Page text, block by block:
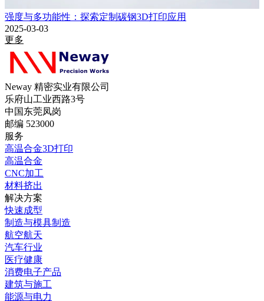
强度与多功能性：探索定制碳钢3D打印应用
2025-03-03
更多
Neway 精密实业有限公司
乐府山工业西路3号
中国东莞凤岗
邮编 523000
服务
高温合金3D打印
高温合金
CNC加工
材料挤出
解决方案
快速成型
制造与模具制造
航空航天
汽车行业
医疗健康
消费电子产品
建筑与施工
能源与电力